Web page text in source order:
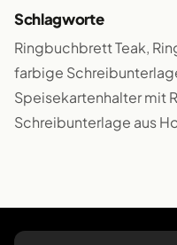
Schlagworte
Ringbuchbrett Teak,
farbige
Speisekartenhalter mit
Schreibunterlage aus